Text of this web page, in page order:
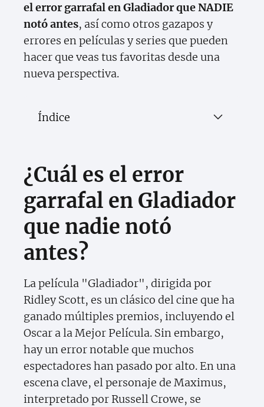
el error garrafal en Gladiador que NADIE
notó antes, así como otros gazapos y
errores en películas y series que pueden
hacer que veas tus favoritas desde una
nueva perspectiva.
Índice
¿Cuál es el error
garrafal en Gladiador
que nadie notó
antes?
La película "Gladiador", dirigida por
Ridley Scott, es un clásico del cine que ha
ganado múltiples premios, incluyendo el
Oscar a la Mejor Película. Sin embargo,
hay un error notable que muchos
espectadores han pasado por alto. En una
escena clave, el personaje de Maximus,
interpretado por Russell Crowe, se